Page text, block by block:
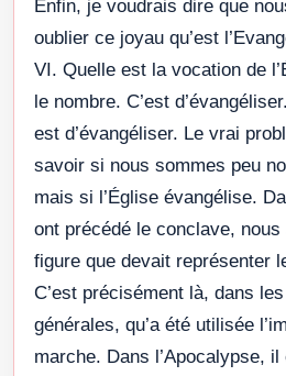
Enfin, je voudrais dire que
oublier ce joyau qu’est
VI. Quelle est la vocation de
le nombre. C’est
est d’évangéliser. Le vrai
savoir si nous sommes peu
mais si l’Église évangélise.
ont précédé le conclave,
figure que devait représenter
C’est précisément là, dans
générales, qu’a été utilisée
marche. Dans l’Apocalypse,